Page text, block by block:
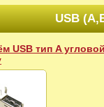
USB
USB тип A